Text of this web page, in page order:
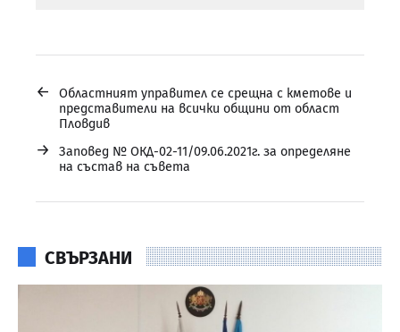
←
Областният управител се срещна с кметове и
представители на всички общини от област
Пловдив
→
Заповед № ОКД-02-11/09.06.2021г. за определяне
на състав на съвета
СВЪРЗАНИ